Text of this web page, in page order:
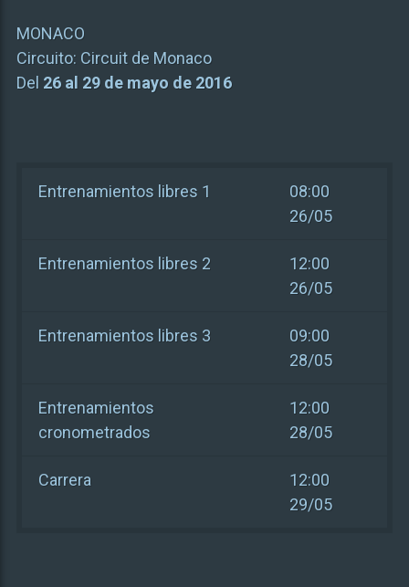
MONACO
Circuito: Circuit de Monaco
Del 26 al 29 de mayo de 2016
Entrenamientos libres 1
08:00
26/05
Entrenamientos libres 2
12:00
26/05
Entrenamientos libres 3
09:00
28/05
Entrenamientos
cronometrados
12:00
28/05
Carrera
12:00
29/05